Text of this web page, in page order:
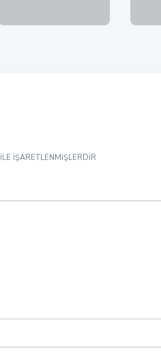
ILE IŞARETLENMIŞLERDIR